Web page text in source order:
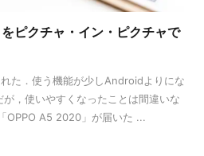
ピクチャ・イン・ピクチャで
た．使う機能が少しAndroidよりにな
，使いやすくなったことは間違いな
OPPO A5 2020」が届いた ...